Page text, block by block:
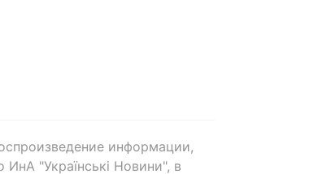
информации,
"Українські Новини", в